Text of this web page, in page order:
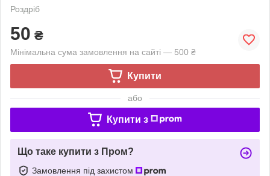
Роздріб
50 ₴
Мінімальна сума замовлення на сайті — 500 ₴
Купити
або
Купити з
Що таке купити з Пром?
Замовлення під захистом